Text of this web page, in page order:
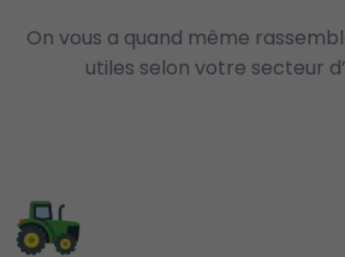
On vous a quand même
utiles selon votre secteur